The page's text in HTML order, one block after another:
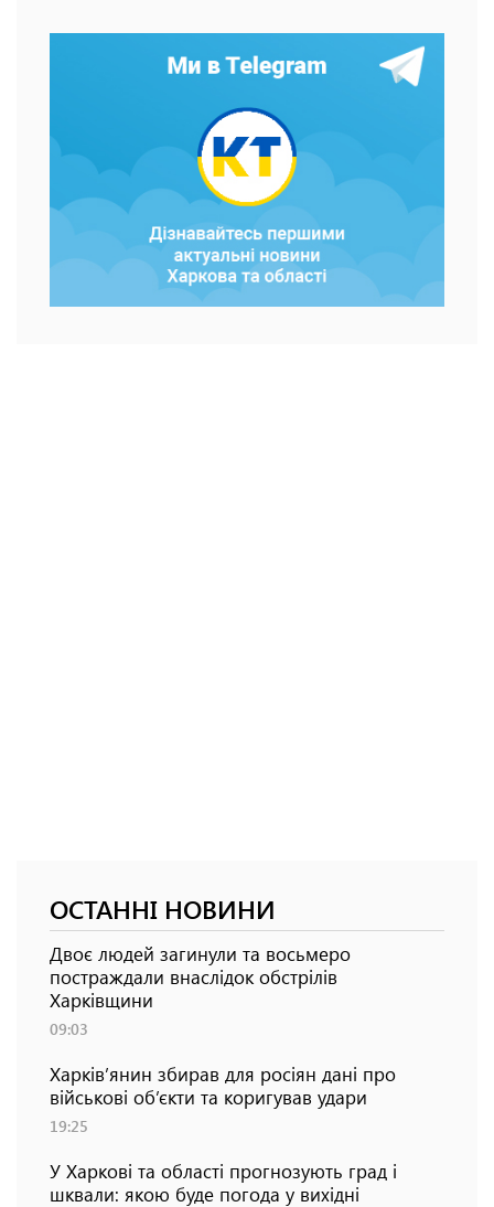
ОСТАННІ НОВИНИ
Двоє людей загинули та восьмеро
постраждали внаслідок обстрілів
Харківщини
09:03
Харків’янин збирав для росіян дані про
військові об’єкти та коригував удари
19:25
У Харкові та області прогнозують град і
шквали: якою буде погода у вихідні